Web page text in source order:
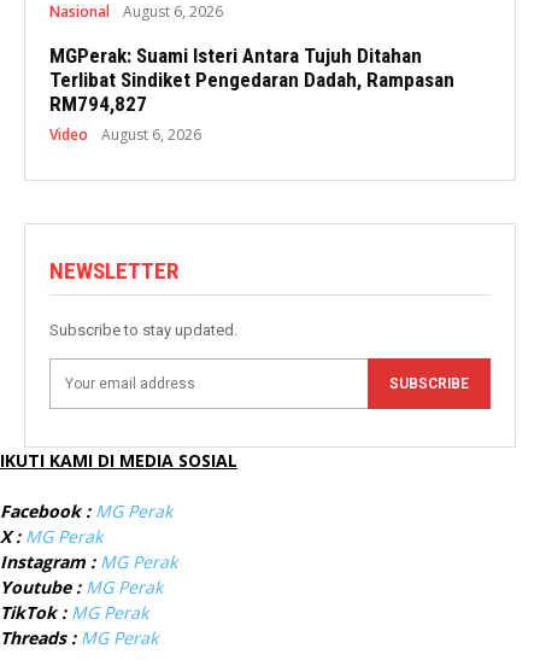
Nasional August 6, 2026
MGPerak: Suami Isteri Antara Tujuh Ditahan
Terlibat Sindiket Pengedaran Dadah, Rampasan
RM794,827
Video August 6, 2026
NEWSLETTER
Subscribe to stay updated.
SUBSCRIBE
IKUTI KAMI DI MEDIA SOSIAL
Facebook : MG Perak
X : MG Perak
Instagram : MG Perak
Youtube : MG Perak
TikTok : MG Perak
Threads : MG Perak